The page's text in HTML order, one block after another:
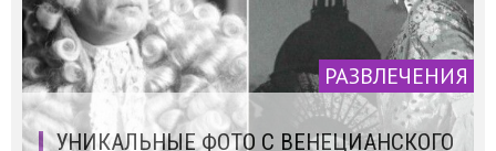
РАЗВЛЕЧЕНИЯ
УНИКАЛЬНЫЕ ФОТО С ВЕНЕЦИАНСКОГО